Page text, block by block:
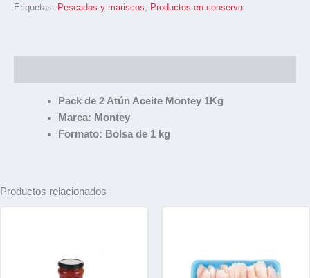
Etiquetas: Pescados y mariscos Productos en conserva
Pack de 2 Atún Aceite Montey 1Kg
Marca: Montey
Formato: Bolsa de 1 kg
Productos relacionados